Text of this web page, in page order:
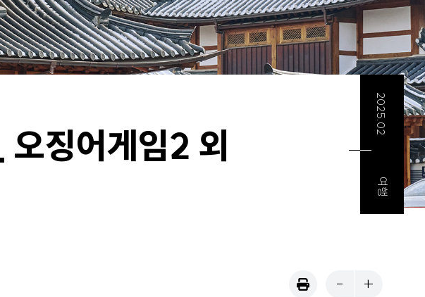
#서울굿즈
#서울사서함
2025.02
여행
징어게임2 외
- +